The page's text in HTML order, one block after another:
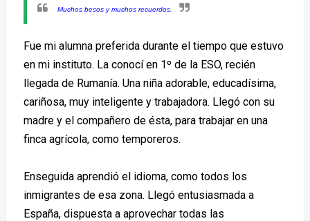
Muchos besos y muchos recuerdos.
Fue mi alumna preferida durante el tiempo que estuvo
en mi instituto. La conocí en 1º de la ESO, recién
llegada de Rumanía. Una niña adorable, educadísima,
cariñosa, muy inteligente y trabajadora. Llegó con su
madre y el compañero de ésta, para trabajar en una
finca agrícola, como temporeros.
Enseguida aprendió el idioma, como todos los
inmigrantes de esa zona. Llegó entusiasmada a
España, dispuesta a aprovechar todas las